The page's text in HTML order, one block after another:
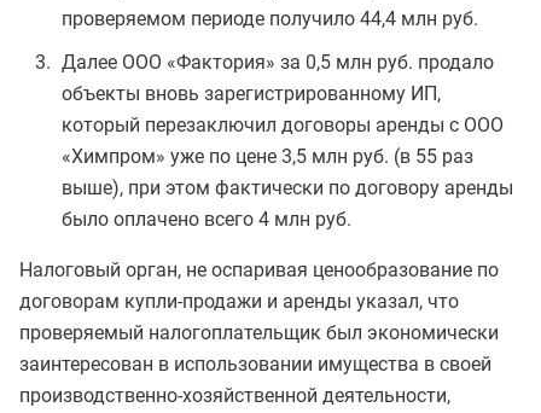
проверяемом периоде получило 44,4 млн руб.
Далее ООО «Фактория» за 0,5 млн руб. продало
объекты вновь зарегистрированному ИП,
который перезаключил договоры аренды с ООО
«Химпром» уже по цене 3,5 млн руб. (в 55 раз
выше), при этом фактически по договору аренды
было оплачено всего 4 млн руб.
Налоговый орган, не оспаривая ценообразование по
договорам купли-продажи и аренды указал, что
проверяемый налогоплательщик был экономически
заинтересован в использовании имущества в своей
производственно-хозяйственной деятельности,